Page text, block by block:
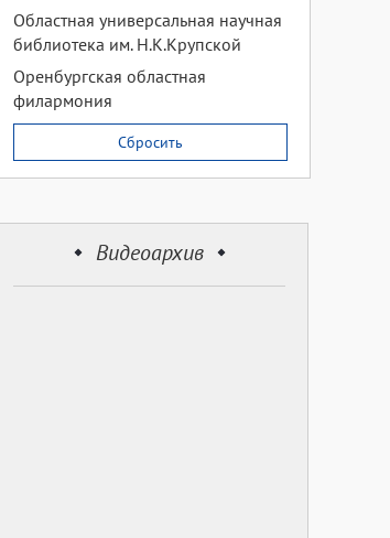
Областная универсальная научная
библиотека им. Н.К.Крупской
Оренбургская областная
филармония
Сбросить
Видеоархив